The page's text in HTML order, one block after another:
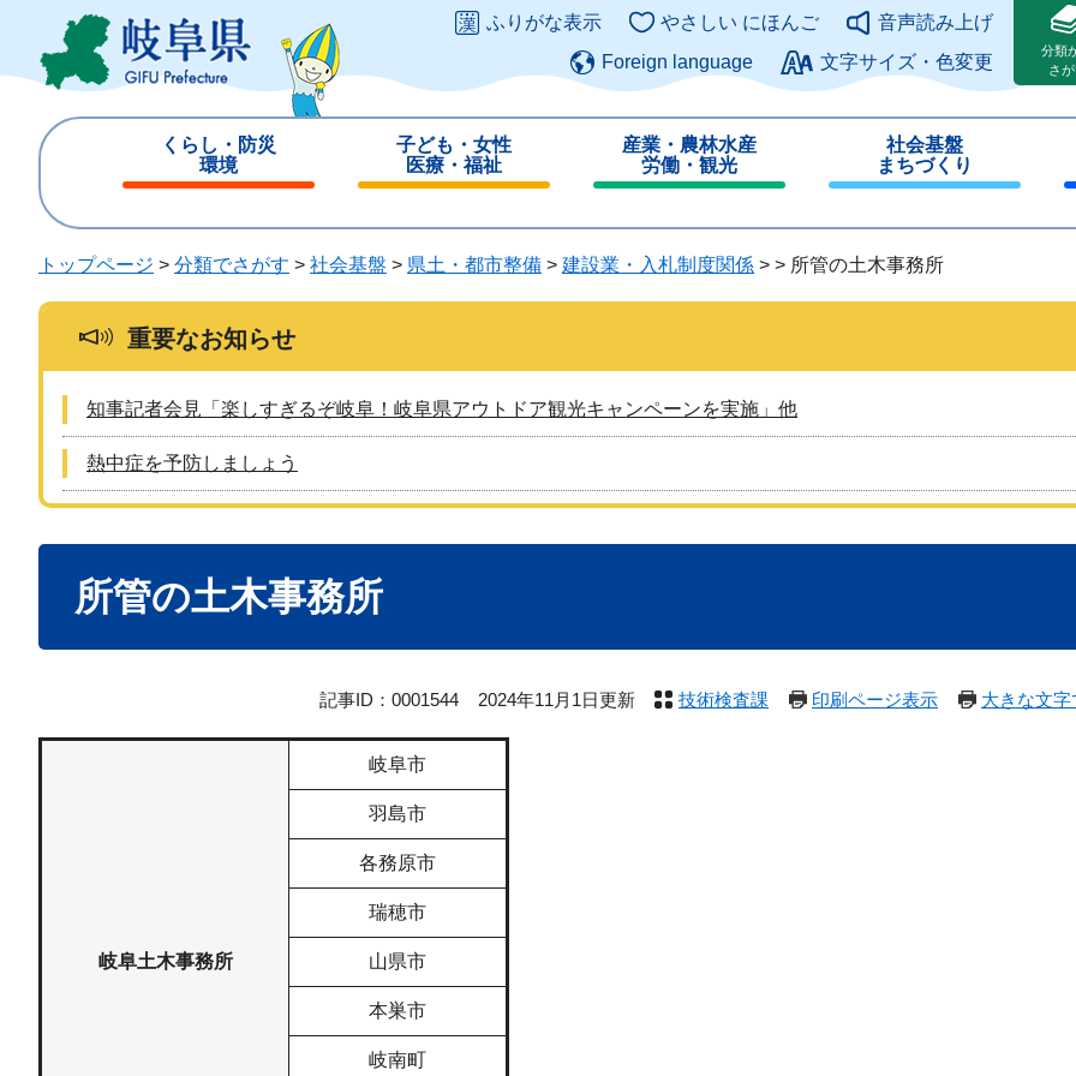
ジ
ュ
このページの本文へ
ふりがな表示 やさしい にほんご
音声読み上げ
Foreign language
文字サイズ・色変更
分類
さ
くらし・防災
環境
じ
子ども・女性
医療・福祉
じ
る
産業・農林水産
労働・観光
じ
る
社会基盤
まちづくり
じ
トップページ > 分類でさがす > 社会基盤 > 県土・都市整備 > 建設業・入札制度関係 > > 所管の土木事務所
重要なお知らせ
知事記者会見「楽しすぎるぞ岐阜！岐阜県アウトドア観光キャンペーンを実施」他
熱中症を予防しましょう
所管の土木事務所
記事ID：0001544 2024年11月1日更新 技術検査課 印刷ページ表示 大きな文
岐阜土木事務所
岐阜市
羽島市
各務原市
瑞穂市
山県市
本巣市
岐南町